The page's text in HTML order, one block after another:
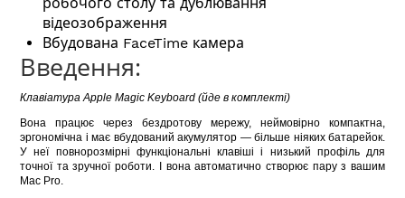
відеозображення
Вбудована FaceTime камера
Введення:
Клавіатура Apple Magic Keyboard (йде в комплекті)
Вона працює через бездротову мережу, неймовірно компактна,
эргономічна і має вбудований акумулятор — більше ніяких батарейок.
У неї повнорозмірні функціональні клавіші і низький профіль для
точної та зручної роботи. І вона автоматично створює пару з вашим
Mac Pro.